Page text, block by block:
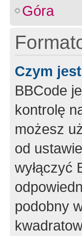
Góra
Czym
BBCode
kontrolę
możesz
od
wyłączyć
podobny